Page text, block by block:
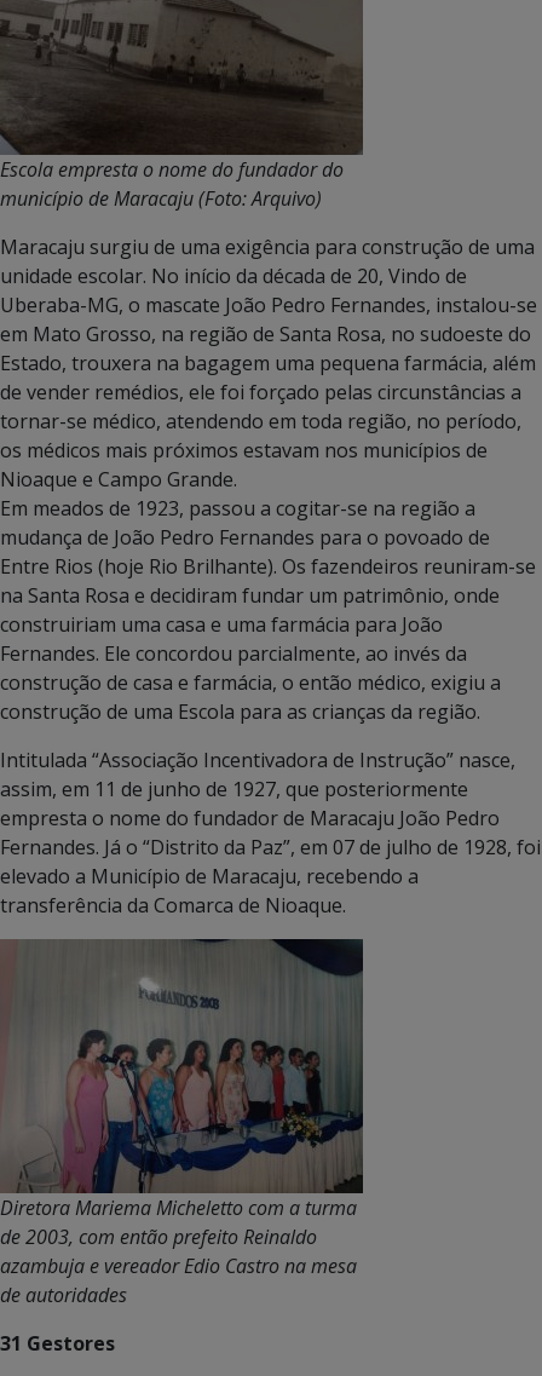
Escola empresta o nome do fundador do
município de Maracaju (Foto: Arquivo)
Maracaju surgiu de uma exigência para construção de uma
unidade escolar. No início da década de 20, Vindo de
Uberaba-MG, o mascate João Pedro Fernandes, instalou-se
em Mato Grosso, na região de Santa Rosa, no sudoeste do
Estado, trouxera na bagagem uma pequena farmácia, além
de vender remédios, ele foi forçado pelas circunstâncias a
tornar-se médico, atendendo em toda região, no período,
os médicos mais próximos estavam nos municípios de
Nioaque e Campo Grande.
Em meados de 1923, passou a cogitar-se na região a
mudança de João Pedro Fernandes para o povoado de
Entre Rios (hoje Rio Brilhante). Os fazendeiros reuniram-se
na Santa Rosa e decidiram fundar um patrimônio, onde
construiriam uma casa e uma farmácia para João
Fernandes. Ele concordou parcialmente, ao invés da
construção de casa e farmácia, o então médico, exigiu a
construção de uma Escola para as crianças da região.
Intitulada “Associação Incentivadora de Instrução” nasce,
assim, em 11 de junho de 1927, que posteriormente
empresta o nome do fundador de Maracaju João Pedro
Fernandes. Já o “Distrito da Paz”, em 07 de julho de 1928, foi
elevado a Município de Maracaju, recebendo a
transferência da Comarca de Nioaque.
Diretora Mariema Micheletto com a turma
de 2003, com então prefeito Reinaldo
azambuja e vereador Edio Castro na mesa
de autoridades
31 Gestores